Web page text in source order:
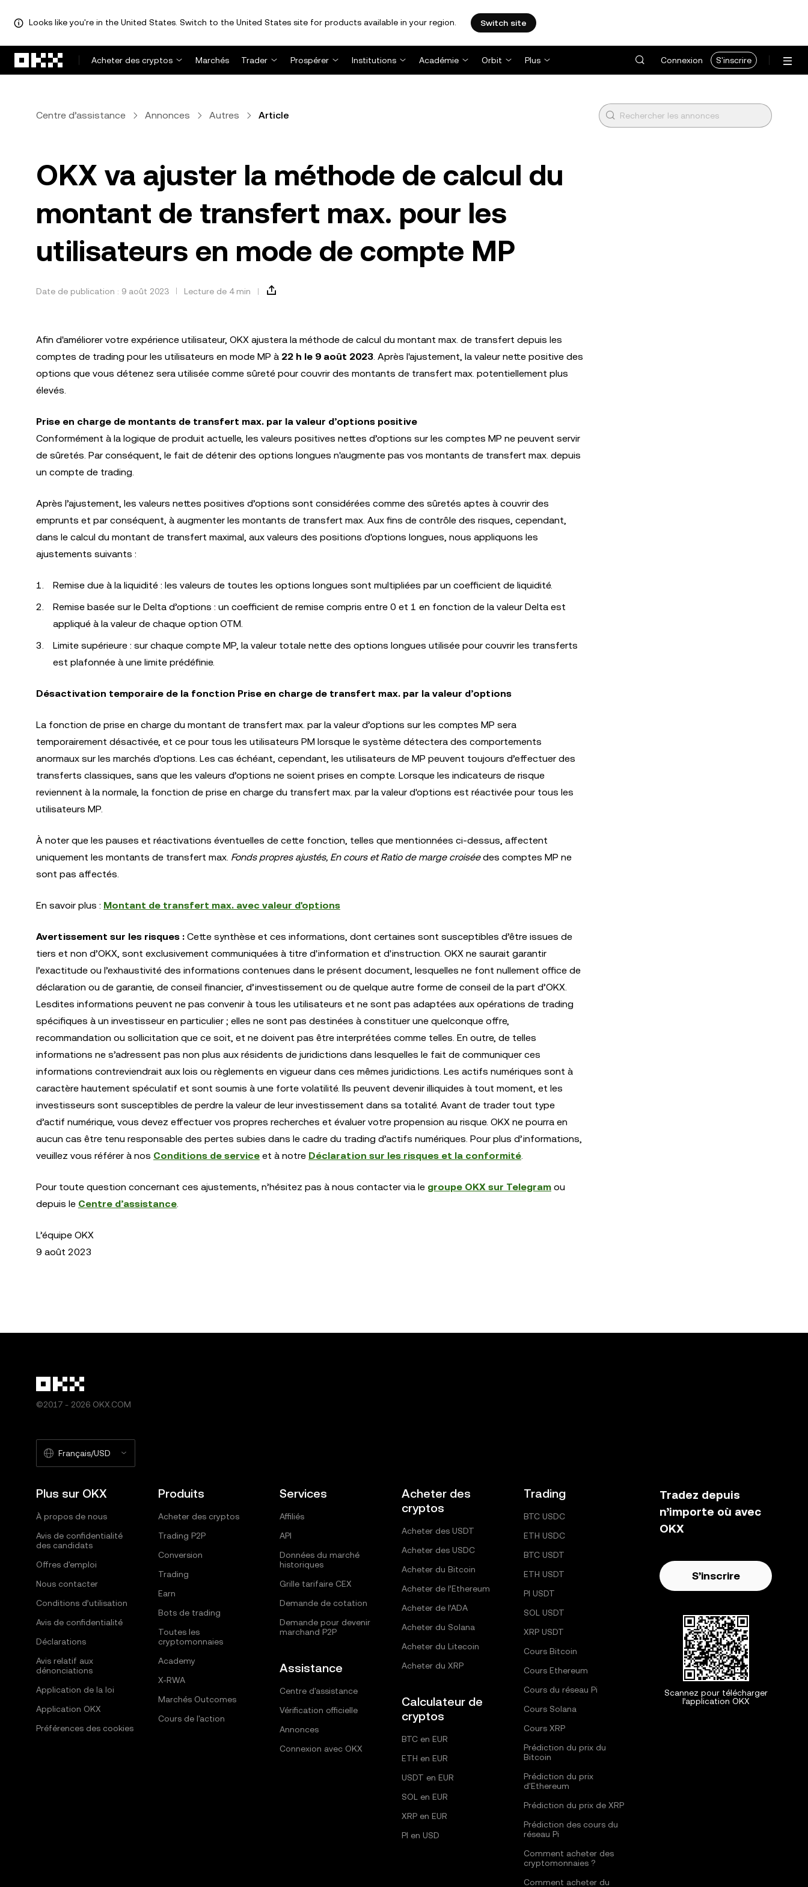
Looks like you're in the United States. Switch to the United States site for products available in your region. Switch site
Acheter des cryptos
Marchés Trader Prospérer Institutions Académie Orbit Plus Connexion S'inscrire
Centre d’assistance Annonces Autres Article
OKX va ajuster la méthode de calcul du
montant de transfert max. pour les
utilisateurs en mode de compte MP
Date de publication : 9 août 2023 Lecture de 4 min
Afin d'améliorer votre expérience utilisateur, OKX ajustera la méthode de calcul du montant max. de transfert depuis les
comptes de trading pour les utilisateurs en mode MP à 22 h le 9 août 2023. Après l'ajustement, la valeur nette positive des
options que vous détenez sera utilisée comme sûreté pour couvrir des montants de transfert max. potentiellement plus
élevés.
Prise en charge de montants de transfert max. par la valeur d’options positive
Conformément à la logique de produit actuelle, les valeurs positives nettes d’options sur les comptes MP ne peuvent servir
de sûretés. Par conséquent, le fait de détenir des options longues n'augmente pas vos montants de transfert max. depuis
un compte de trading.
Après l’ajustement, les valeurs nettes positives d’options sont considérées comme des sûretés aptes à couvrir des
emprunts et par conséquent, à augmenter les montants de transfert max. Aux fins de contrôle des risques, cependant,
dans le calcul du montant de transfert maximal, aux valeurs des positions d'options longues, nous appliquons les
ajustements suivants :
Remise due à la liquidité : les valeurs de toutes les options longues sont multipliées par un coefficient de liquidité.
Remise basée sur le Delta d’options : un coefficient de remise compris entre 0 et 1 en fonction de la valeur Delta est
appliqué à la valeur de chaque option OTM.
Limite supérieure : sur chaque compte MP, la valeur totale nette des options longues utilisée pour couvrir les transferts
est plafonnée à une limite prédéfinie.
Désactivation temporaire de la fonction Prise en charge de transfert max. par la valeur d’options
La fonction de prise en charge du montant de transfert max. par la valeur d’options sur les comptes MP sera
temporairement désactivée, et ce pour tous les utilisateurs PM lorsque le système détectera des comportements
anormaux sur les marchés d'options. Les cas échéant, cependant, les utilisateurs de MP peuvent toujours d’effectuer des
transferts classiques, sans que les valeurs d’options ne soient prises en compte. Lorsque les indicateurs de risque
reviennent à la normale, la fonction de prise en charge du transfert max. par la valeur d'options est réactivée pour tous les
utilisateurs MP.
À noter que les pauses et réactivations éventuelles de cette fonction, telles que mentionnées ci-dessus, affectent
uniquement les montants de transfert max. Fonds propres ajustés, En cours et Ratio de marge croiséedes comptes MP ne
sont pas affectés.
En savoir plus : Montant de transfert max. avec valeur d'options
Avertissement sur les risques : Cette synthèse et ces informations, dont certaines sont susceptibles d’être issues de
tiers et non d’OKX, sont exclusivement communiquées à titre d'information et d'instruction. OKX ne saurait garantir
l’exactitude ou l’exhaustivité des informations contenues dans le présent document, lesquelles ne font nullement office de
déclaration ou de garantie, de conseil financier, d’investissement ou de quelque autre forme de conseil de la part d’OKX.
Lesdites informations peuvent ne pas convenir à tous les utilisateurs et ne sont pas adaptées aux opérations de trading
spécifiques à un investisseur en particulier ; elles ne sont pas destinées à constituer une quelconque offre,
recommandation ou sollicitation que ce soit, et ne doivent pas être interprétées comme telles. En outre, de telles
informations ne s’adressent pas non plus aux résidents de juridictions dans lesquelles le fait de communiquer ces
informations contreviendrait aux lois ou règlements en vigueur dans ces mêmes juridictions. Les actifs numériques sont à
caractère hautement spéculatif et sont soumis à une forte volatilité. Ils peuvent devenir illiquides à tout moment, et les
investisseurs sont susceptibles de perdre la valeur de leur investissement dans sa totalité. Avant de trader tout type
d’actif numérique, vous devez effectuer vos propres recherches et évaluer votre propension au risque. OKX ne pourra en
aucun cas être tenu responsable des pertes subies dans le cadre du trading d’actifs numériques. Pour plus d’informations,
veuillez vous référer à nos Conditions de service et à notre Déclaration sur les risques et la conformité.
Pour toute question concernant ces ajustements, n’hésitez pas à nous contacter via le groupe OKX sur Telegram ou
depuis le Centre d’assistance.
L’équipe OKX
9 août 2023
©2017 - 2026 OKX.COM
Français/USD
Plus sur OKX
À propos de nous
Avis de confidentialité
des candidats
Offres d'emploi
Nous contacter
Conditions d’utilisation
Avis de confidentialité
Déclarations
Avis relatif aux
dénonciations
Application de la loi
Application OKX
Préférences des cookies
Produits
Acheter des cryptos
Trading P2P
Conversion
Trading
Earn
Bots de trading
Toutes les
cryptomonnaies
Academy
X-RWA
Marchés Outcomes
Cours de l'action
Services
Affiliés
API
Données du marché
historiques
Grille tarifaire CEX
Demande de cotation
Demande pour devenir
marchand P2P
Assistance
Centre d'assistance
Vérification officielle
Annonces
Connexion avec OKX
Acheter des
cryptos
Acheter des USDT
Acheter des USDC
Acheter du Bitcoin
Acheter de l’Ethereum
Acheter de l’ADA
Acheter du Solana
Acheter du Litecoin
Acheter du XRP
Calculateur de
cryptos
BTC en EUR
ETH en EUR
USDT en EUR
SOL en EUR
XRP en EUR
PI en USD
Trading
BTC USDC
ETH USDC
BTC USDT
ETH USDT
PI USDT
SOL USDT
XRP USDT
Cours Bitcoin
Cours Ethereum
Cours du réseau Pi
Cours Solana
Cours XRP
Prédiction du prix du
Bitcoin
Prédiction du prix
d'Ethereum
Prédiction du prix de XRP
Prédiction des cours du
réseau Pi
Comment acheter des
cryptomonnaies ?
Comment acheter du
Tradez depuis
n’importe où avec
OKX
S’inscrire
Scannez pour télécharger
l’application OKX